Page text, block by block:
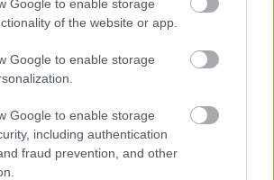
Google to enable storage
of the website or app.
Google to enable storage
Google to enable storage
including authentication
fraud prevention, and other
Mihály helytörténész, levéltár-
városunk egyik legjelentősebb
történetének ...